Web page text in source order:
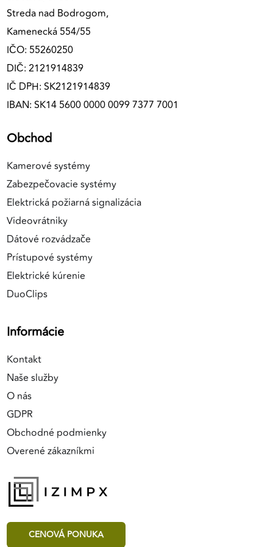
Streda nad Bodrogom,
Kamenecká 554/55
IČO: 55260250
DIČ: 2121914839
IČ DPH: SK2121914839
IBAN: SK14 5600 0000 0099 7377 7001
Obchod
Kamerové systémy
Zabezpečovacie systémy
Elektrická požiarná signalizácia
Videovrátniky
Dátové rozvádzače
Prístupové systémy
Elektrické kúrenie
DuoClips
Informácie
Kontakt
Naše služby
O nás
GDPR
Obchodné podmienky
Overené zákazníkmi
CENOVÁ PONUKA